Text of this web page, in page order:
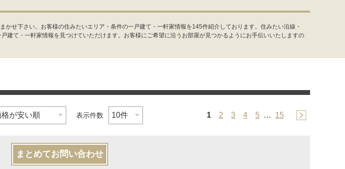
せ下さい。お客様の住みたいエリア・条件の一戸建て・一軒家情報を145件紹介しております。住みたい沿線・
て・一軒家情報を見つけていただけます。お客様にご希望に沿うお部屋が見つかるようにお手伝いいたしますの
表示件数 1 2 3 4 5 … 15
まとめてお問い合わせ